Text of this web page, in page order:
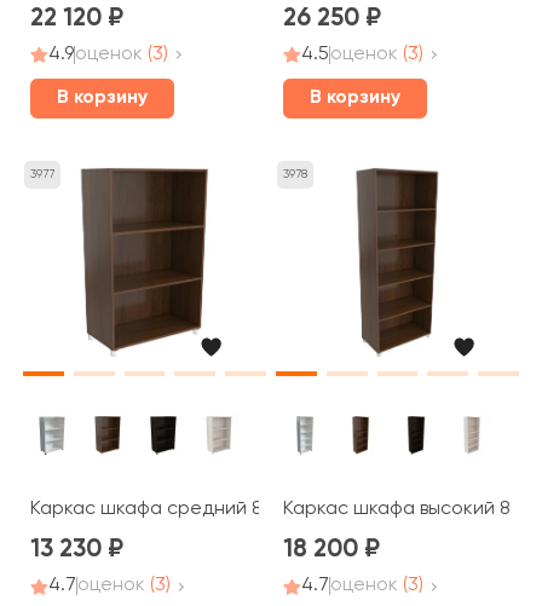
22 120
4.9оценок (3)
В корзину
26 250
4.5оценок (3)
В корзину
3977
Каркас шкафа средний 80x40x125 Blackwood, Belfast
13 230
4.7оценок (3)
3978
Каркас шкафа высокий
18 200
4.7оценок (3)